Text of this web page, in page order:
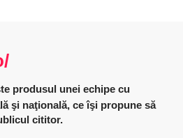
şi naţională, ce îşi propune să
cititor.